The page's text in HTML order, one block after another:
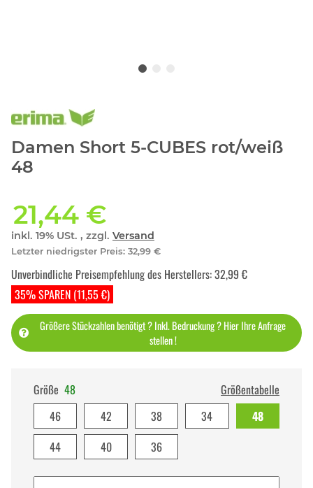
Damen Short 5-CUBES rot/weiß
48
21,44 €
inkl. 19% USt. , zzgl. Versand
Letzter niedrigster Preis: 32,99 €
35% SPAREN (11,55 €)
Unverbindliche Preisempfehlung des Herstellers:32,99 €
Größere Stückzahlen benötigt ? Inkl. Bedruckung ? Hier Ihre Anfrage
stellen !
Größe 48
Größentabelle
46
42 38 34
48
44
40 36